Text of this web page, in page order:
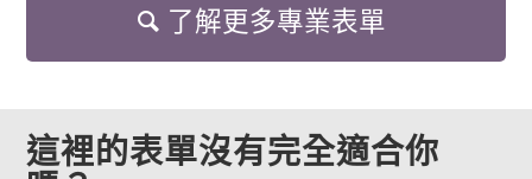
了解更多專業表單
這裡的表單沒有完全適合你